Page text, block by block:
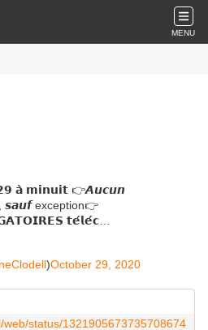
MENU
𝗮̀ 𝗺𝗶𝗻𝘂𝗶𝘁 👉𝘼𝙪𝙘𝙪𝙣
exception👉
𝘁𝗲́𝗹𝗲́𝗰…
)October 29, 2020
web/status/1321905673735708674